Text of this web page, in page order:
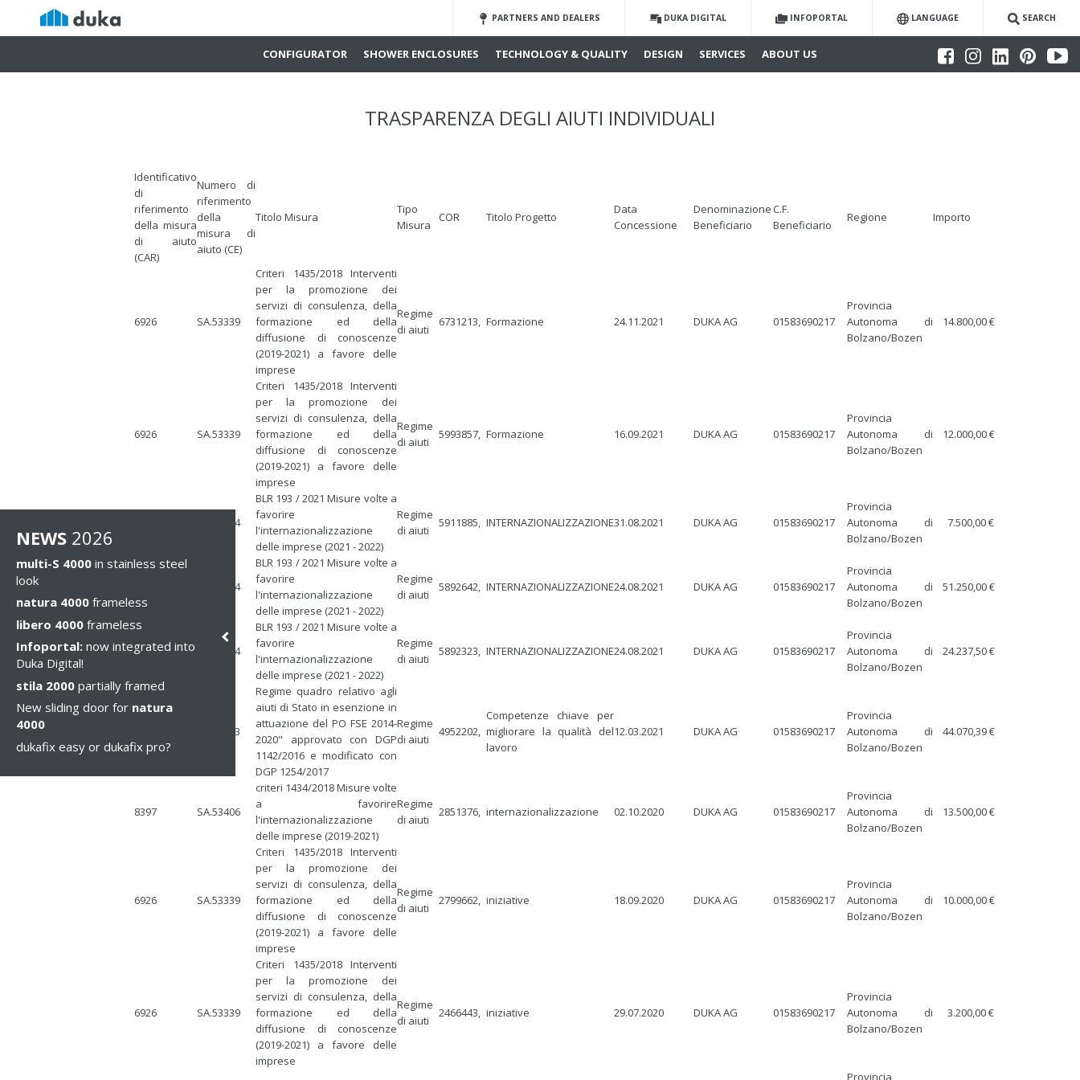
PARTNERS AND DEALERS DUKA DIGITAL INFOPORTAL LANGUAGE SEARCH
CONFIGURATOR SHOWER ENCLOSURES TECHNOLOGY & QUALITY DESIGN SERVICES ABOUT US
TRASPARENZA DEGLI AIUTI INDIVIDUALI
Identificativo
di
riferimento
della misura
di aiuto
(CAR)
Numero di
riferimento
della
misura di
aiuto (CE)
Titolo Misura
Tipo
Misura
COR Titolo Progetto
Data
Concessione
Denominazione
Beneficiario
C.F.
Beneficiario
Regione Importo
6926 SA.53339
Criteri 1435/2018 Interventi
per la promozione dei
servizi di consulenza, della
formazione ed della
diffusione di conoscenze
(2019-2021) a favore delle
imprese
Regime
di aiuti
6731213, Formazione 24.11.2021 DUKA AG 01583690217
Provincia
Autonoma di
Bolzano/Bozen
14.800,00 €
6926 SA.53339
Criteri 1435/2018 Interventi
per la promozione dei
servizi di consulenza, della
formazione ed della
diffusione di conoscenze
(2019-2021) a favore delle
imprese
Regime
di aiuti
5993857, Formazione 16.09.2021 DUKA AG 01583690217
Provincia
Autonoma di
Bolzano/Bozen
12.000,00 €
SA.62314
BLR 193 / 2021 Misure volte a
favorire
l'internazionalizzazione
delle imprese (2021 - 2022)
Regime
di aiuti
5911885, INTERNAZIONALIZZAZIONE31.08.2021 DUKA AG 01583690217
Provincia
Autonoma di
Bolzano/Bozen
7.500,00 €
SA.62314
BLR 193 / 2021 Misure volte a
favorire
l'internazionalizzazione
delle imprese (2021 - 2022)
Regime
di aiuti
5892642, INTERNAZIONALIZZAZIONE24.08.2021 DUKA AG 01583690217
Provincia
Autonoma di
Bolzano/Bozen
51.250,00 €
17199 SA.62314
BLR 193 / 2021 Misure volte a
favorire
l'internazionalizzazione
delle imprese (2021 - 2022)
Regime
di aiuti
5892323, INTERNAZIONALIZZAZIONE24.08.2021 DUKA AG 01583690217
Provincia
Autonoma di
Bolzano/Bozen
24.237,50 €
SA.49903
Regime quadro relativo agli
aiuti di Stato in esenzione in
attuazione del PO FSE 2014-
2020" approvato con DGP
1142/2016 e modificato con
DGP 1254/2017
Regime
di aiuti
4952202,
Competenze chiave per
migliorare la qualità del
lavoro
12.03.2021 DUKA AG 01583690217
Provincia
Autonoma di
Bolzano/Bozen
44.070,39 €
8397 SA.53406
criteri 1434/2018 Misure volte
a favorire
l'internazionalizzazione
delle imprese (2019-2021)
Regime
di aiuti
2851376, internazionalizzazione 02.10.2020 DUKA AG 01583690217
Provincia
Autonoma di
Bolzano/Bozen
13.500,00 €
6926 SA.53339
Criteri 1435/2018 Interventi
per la promozione dei
servizi di consulenza, della
formazione ed della
diffusione di conoscenze
(2019-2021) a favore delle
imprese
Regime
di aiuti
2799662, iniziative 18.09.2020 DUKA AG 01583690217
Provincia
Autonoma di
Bolzano/Bozen
10.000,00 €
6926 SA.53339
Criteri 1435/2018 Interventi
per la promozione dei
servizi di consulenza, della
formazione ed della
diffusione di conoscenze
(2019-2021) a favore delle
imprese
Regime
di aiuti
2466443, iniziative 29.07.2020 DUKA AG 01583690217
Provincia
Autonoma di
Bolzano/Bozen
3.200,00 €
Provincia
NEWS 2026
multi-S 4000 in stainless steel
look
natura 4000 frameless
libero 4000 frameless
Infoportal: now integrated into
Duka Digital!
stila 2000 partially framed
New sliding door for natura
4000
dukafix easy or dukafix pro?